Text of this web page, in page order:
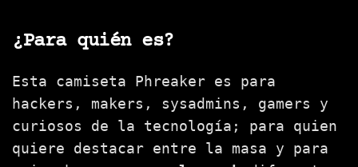
¿Para quién es?
Esta camiseta Phreaker es para
hackers, makers, sysadmins, gamers y
curiosos de la tecnología; para quien
quiere destacar entre la masa y para